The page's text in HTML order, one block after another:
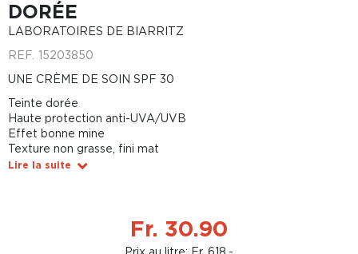
DORÉE
LABORATOIRES DE BIARRITZ
REF. 15203850
UNE CRÈME DE SOIN SPF 30
Teinte dorée
Haute protection anti-UVA/UVB
Effet bonne mine
Texture non grasse, fini mat
Lire la suite
Fr. 30.90
Prix au litre: Fr. 618.-